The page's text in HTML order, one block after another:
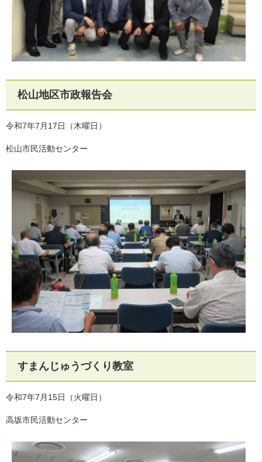
松山地区市政報告会
令和7年7月17日（木曜日）
松山市民活動センター
すまんじゅうづくり教室
令和7年7月15日（火曜日）
高坂市民活動センター